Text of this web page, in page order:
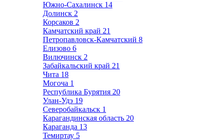
Южно-Сахалинск 14
Долинск 2
Корсаков 2
Камчатский край 21
Петропавловск-Камчатский 8
Елизово 6
Вилючинск 2
Забайкальский край 21
Чита 18
Могоча 1
Республика Бурятия 20
Улан-Удэ 19
Северобайкальск 1
Карагандинская область 20
Караганда 13
Темиртау 5